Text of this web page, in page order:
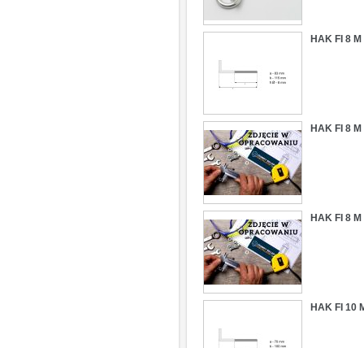
HAK FI 8
HAK FI 8
HAK FI 8
HAK FI 10